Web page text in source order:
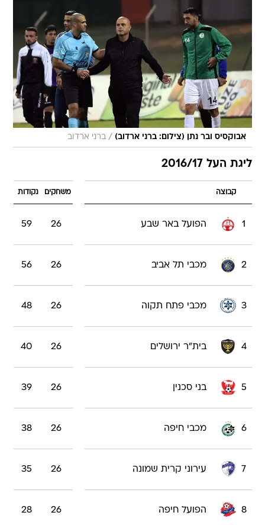
אבוקסיס ובר נתן (צילום: ברני ארדוב) / ברני ארדוב
ליגת העל 2016/17
קבוצה משחקים נקודות
1 הפועל באר שבע 26
59
2 מכבי תל אביב 26
56
3 מכבי פתח תקוה 26
48
4 בית"ר ירושלים 26
40
5 בני סכנין 26
39
6 מכבי חיפה 26
38
7 עירוני קרית שמונה 26
35
8 הפועל חיפה 26
28